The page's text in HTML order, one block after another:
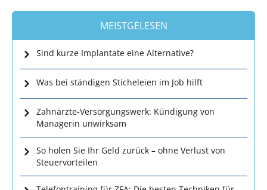
MEISTGELESEN
Sind kurze Implantate eine Alternative?
Was bei ständigen Sticheleien im Job hilft
Zahnärzte-Versorgungswerk: Kündigung von
Managerin unwirksam
So holen Sie Ihr Geld zurück – ohne Verlust von
Steuervorteilen